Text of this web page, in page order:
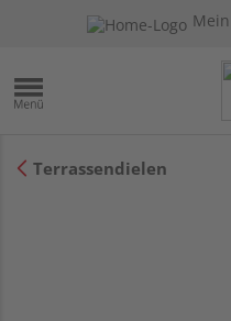
Terrassendielen